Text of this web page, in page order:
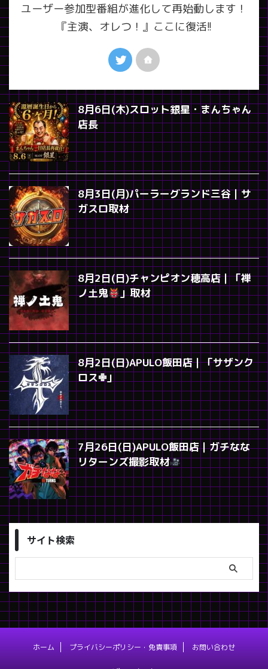
ユーザー参加型番組が進化して再始動します！
『主演、オレつ！』ここに復活!!
8月6日(木)スロット銀星・まんちゃん
店長
8月3日(月)パーラーグランド三谷｜サ
ガスロ取材
8月2日(日)チャンピオン穂高店｜「禅
ノ土鬼
」取材
8月2日(日)APULO飯田店｜「サザンク
ロス✙」
7月26日(日)APULO飯田店｜ガチなな
リターンズ撮影取材
サイト検索
ホーム プライバシーポリシー・免責事項 お問い合わせ